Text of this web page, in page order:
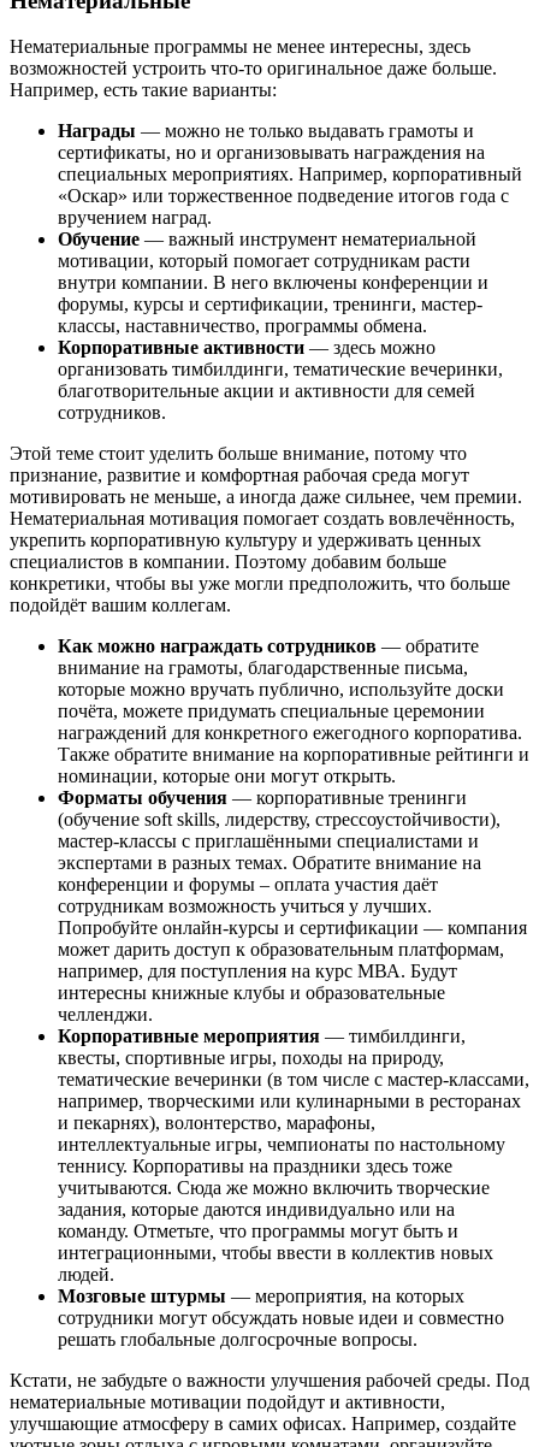
Нематериальные программы не менее интересны, здесь
возможностей устроить что-то оригинальное даже больше.
Например, есть такие варианты:
Награды — можно не только выдавать грамоты и
сертификаты, но и организовывать награждения на
специальных мероприятиях. Например, корпоративный
«Оскар» или торжественное подведение итогов года с
вручением наград.
Обучение — важный инструмент нематериальной
мотивации, который помогает сотрудникам расти
внутри компании. В него включены конференции и
форумы, курсы и сертификации, тренинги, мастер-
классы, наставничество, программы обмена.
Корпоративные активности — здесь можно
организовать тимбилдинги, тематические вечеринки,
благотворительные акции и активности для семей
сотрудников.
Этой теме стоит уделить больше внимание, потому что
признание, развитие и комфортная рабочая среда могут
мотивировать не меньше, а иногда даже сильнее, чем премии.
Нематериальная мотивация помогает создать вовлечённость,
укрепить корпоративную культуру и удерживать ценных
специалистов в компании. Поэтому добавим больше
конкретики, чтобы вы уже могли предположить, что больше
подойдёт вашим коллегам.
Как можно награждать сотрудников — обратите
внимание на грамоты, благодарственные письма,
которые можно вручать публично, используйте доски
почёта, можете придумать специальные церемонии
награждений для конкретного ежегодного корпоратива.
Также обратите внимание на корпоративные рейтинги и
номинации, которые они могут открыть.
Форматы обучения — корпоративные тренинги
(обучение soft skills, лидерству, стрессоустойчивости),
мастер-классы с приглашёнными специалистами и
экспертами в разных темах. Обратите внимание на
конференции и форумы – оплата участия даёт
сотрудникам возможность учиться у лучших.
Попробуйте онлайн-курсы и сертификации — компания
может дарить доступ к образовательным платформам,
например, для поступления на курс МВА. Будут
интересны книжные клубы и образовательные
челленджи.
Корпоративные мероприятия — тимбилдинги,
квесты, спортивные игры, походы на природу,
тематические вечеринки (в том числе с мастер-классами,
например, творческими или кулинарными в ресторанах
и пекарнях), волонтерство, марафоны,
интеллектуальные игры, чемпионаты по настольному
теннису. Корпоративы на праздники здесь тоже
учитываются. Сюда же можно включить творческие
задания, которые даются индивидуально или на
команду. Отметьте, что программы могут быть и
интеграционными, чтобы ввести в коллектив новых
людей.
Мозговые штурмы — мероприятия, на которых
сотрудники могут обсуждать новые идеи и совместно
решать глобальные долгосрочные вопросы.
Кстати, не забудьте о важности улучшения рабочей среды. Под
нематериальные мотивации подойдут и активности,
улучшающие атмосферу в самих офисах. Например, создайте